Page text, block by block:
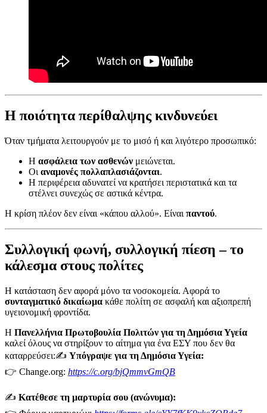
Η ποιότητα περίθαλψης κινδυνεύει
Όταν τμήματα λειτουργούν με το μισό ή και λιγότερο προσωπικό:
Η ασφάλεια των ασθενών μειώνεται.
Οι αναμονές πολλαπλασιάζονται.
Η περιφέρεια αδυνατεί να κρατήσει περιστατικά και τα
στέλνει συνεχώς σε αστικά κέντρα.
Η κρίση πλέον δεν είναι «κάπου αλλού». Είναι παντού.
Συλλογική φωνή, συλλογική πίεση – το
κάλεσμα στους πολίτες
Η κατάσταση δεν αφορά μόνο τα νοσοκομεία. Αφορά το
συνταγματικό δικαίωμα κάθε πολίτη σε ασφαλή και αξιοπρεπή
υγειονομική φροντίδα.
Η Πανελλήνια Πρωτοβουλία Πολιτών για τη Δημόσια Υγεία
καλεί όλους να στηρίξουν το αίτημα για ένα ΕΣΥ που δεν θα
καταρρεύσει:✍️ Υπόγραψε για τη Δημόσια Υγεία:
👉 Change.org: https://c.org/bjQmmvGmQB
✍️ Κατέθεσε τη μαρτυρία σου (ανώνυμα):